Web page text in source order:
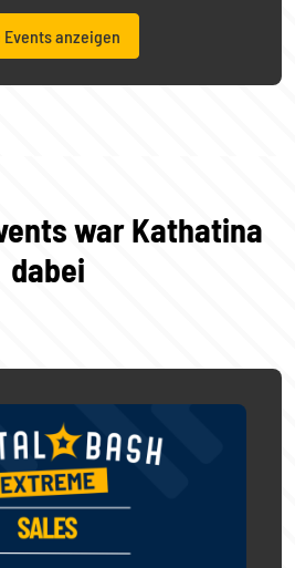
Events anzeigen
war Kathatina
dabei